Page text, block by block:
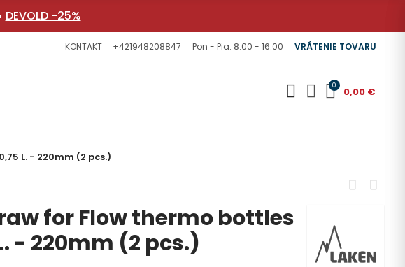
DEVOLD -25%
KONTAKT +421948208847 Pon - Pia: 8:00 - 16:00 VRÁTENIE TOVARU
0 0,00 €
L. - 220mm (2 pcs.)
for Flow thermo bottles
- 220mm (2 pcs.)